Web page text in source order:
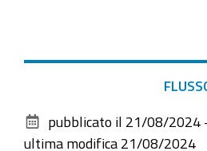
documento
pubblicato il 21/08/2024
ultima modifica 21/08/2024